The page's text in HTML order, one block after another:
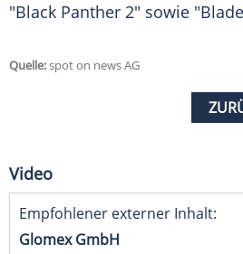
"Black Panther 2" sowie
Quelle:spot on news AG
Video
Empfohlener externer Inhalt:
Glomex GmbH